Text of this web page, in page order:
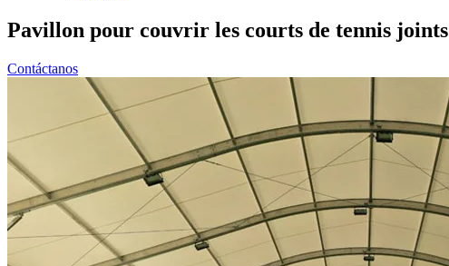
Pavillon pour couvrir les courts de tennis joints
Contáctanos